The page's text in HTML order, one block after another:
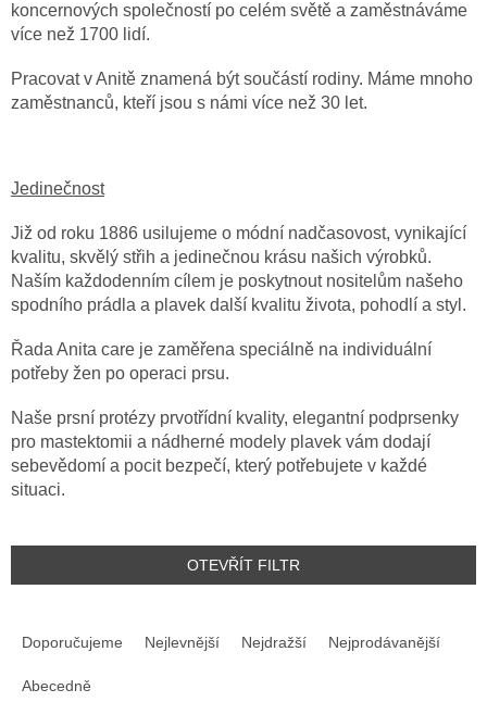
koncernových společností po celém světě a zaměstnáváme
více než 1700 lidí.
Pracovat v Anitě znamená být součástí rodiny. Máme mnoho
zaměstnanců, kteří jsou s námi více než 30 let.
Jedinečnost
Již od roku 1886 usilujeme o módní nadčasovost, vynikající
kvalitu, skvělý střih a jedinečnou krásu našich výrobků.
Naším každodenním cílem je poskytnout nositelům našeho
spodního prádla a plavek další kvalitu života, pohodlí a styl.
Řada Anita care je zaměřena speciálně na individuální
potřeby žen po operaci prsu.
Naše prsní protézy prvotřídní kvality, elegantní podprsenky
pro mastektomii a nádherné modely plavek vám dodají
sebevědomí a pocit bezpečí, který potřebujete v každé
situaci.
OTEVŘÍT FILTR
A
E
Doporučujeme Nejlevnější Nejdražší Nejprodávanější
Abecedně